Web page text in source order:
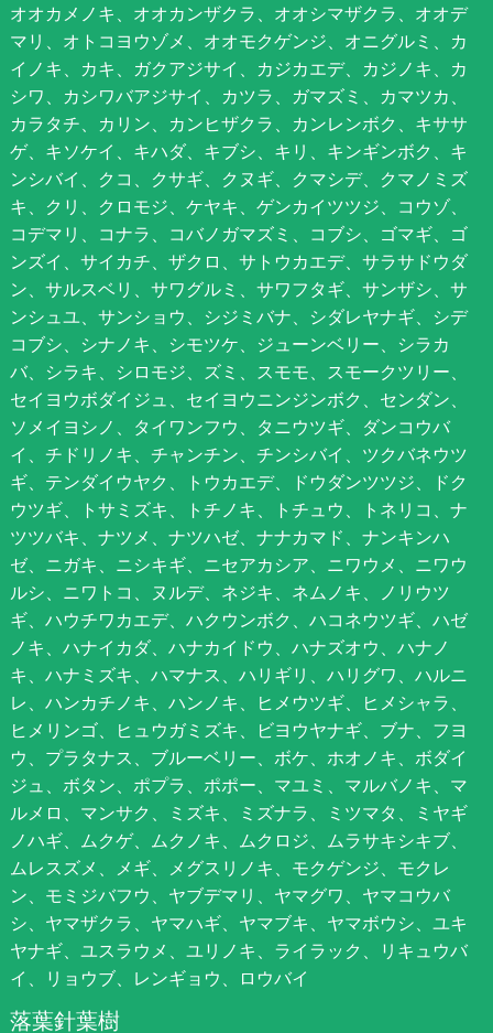
オオカメノキ、オオカンザクラ、オオシマザクラ、オオデ
マリ、オトコヨウゾメ、オオモクゲンジ、オニグルミ、カ
イノキ、カキ、ガクアジサイ、カジカエデ、カジノキ、カ
シワ、カシワバアジサイ、カツラ、ガマズミ、カマツカ、
カラタチ、カリン、カンヒザクラ、カンレンボク、キササ
ゲ、キソケイ、キハダ、キブシ、キリ、キンギンボク、キ
ンシバイ、クコ、クサギ、クヌギ、クマシデ、クマノミズ
キ、クリ、クロモジ、ケヤキ、ゲンカイツツジ、コウゾ、
コデマリ、コナラ、コバノガマズミ、コブシ、ゴマギ、ゴ
ンズイ、サイカチ、ザクロ、サトウカエデ、サラサドウダ
ン、サルスベリ、サワグルミ、サワフタギ、サンザシ、サ
ンシュユ、サンショウ、シジミバナ、シダレヤナギ、シデ
コブシ、シナノキ、シモツケ、ジューンベリー、シラカ
バ、シラキ、シロモジ、ズミ、スモモ、スモークツリー、
セイヨウボダイジュ、セイヨウニンジンボク、センダン、
ソメイヨシノ、タイワンフウ、タニウツギ、ダンコウバ
イ、チドリノキ、チャンチン、チンシバイ、ツクバネウツ
ギ、テンダイウヤク、トウカエデ、ドウダンツツジ、ドク
ウツギ、トサミズキ、トチノキ、トチュウ、トネリコ、ナ
ツツバキ、ナツメ、ナツハゼ、ナナカマド、ナンキンハ
ゼ、ニガキ、ニシキギ、ニセアカシア、ニワウメ、ニワウ
ルシ、ニワトコ、ヌルデ、ネジキ、ネムノキ、ノリウツ
ギ、ハウチワカエデ、ハクウンボク、ハコネウツギ、ハゼ
ノキ、ハナイカダ、ハナカイドウ、ハナズオウ、ハナノ
キ、ハナミズキ、ハマナス、ハリギリ、ハリグワ、ハルニ
レ、ハンカチノキ、ハンノキ、ヒメウツギ、ヒメシャラ、
ヒメリンゴ、ヒュウガミズキ、ビヨウヤナギ、ブナ、フヨ
ウ、プラタナス、ブルーベリー、ボケ、ホオノキ、ボダイ
ジュ、ボタン、ポプラ、ポポー、マユミ、マルバノキ、マ
ルメロ、マンサク、ミズキ、ミズナラ、ミツマタ、ミヤギ
ノハギ、ムクゲ、ムクノキ、ムクロジ、ムラサキシキブ、
ムレスズメ、メギ、メグスリノキ、モクゲンジ、モクレ
ン、モミジバフウ、ヤブデマリ、ヤマグワ、ヤマコウバ
シ、ヤマザクラ、ヤマハギ、ヤマブキ、ヤマボウシ、ユキ
ヤナギ、ユスラウメ、ユリノキ、ライラック、リキュウバ
イ、リョウブ、レンギョウ、ロウバイ
落葉針葉樹